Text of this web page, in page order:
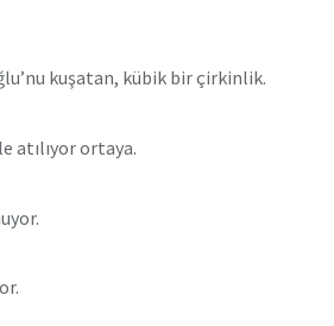
kuşatan, kübik bir çirkinlik.
atılıyor ortaya.